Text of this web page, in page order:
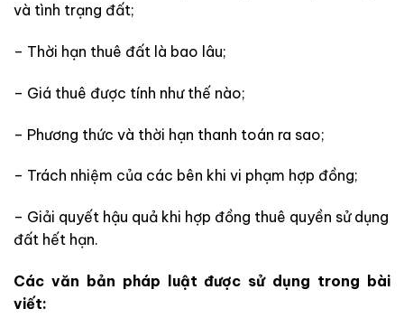
và tình trạng đất;
– Thời hạn thuê đất là bao lâu;
– Giá thuê được tính như thế nào;
– Phương thức và thời hạn thanh toán ra sao;
– Trách nhiệm của các bên khi vi phạm hợp đồng;
– Giải quyết hậu quả khi hợp đồng thuê quyền sử dụng
đất hết hạn.
Các văn bản pháp luật được sử dụng trong bài
viết: